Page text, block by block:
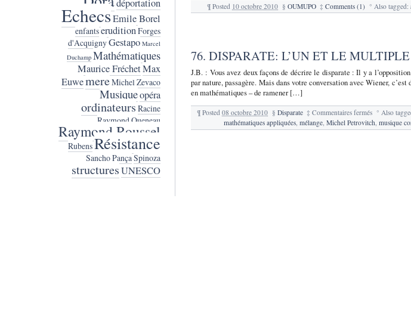
¶ Posted 10 octobre 2010 § OUMUPO ‡ Comments (1) ° Also tagged:
76. DISPARATE: L’UN ET LE MULTIPLE
J.B. : Vous avez deux façons de décrire le disparate : Il y a
par nature, passagère. Mais dans votre conversation avec Wiener,
en mathématiques – de ramener […]
¶ Posted08 octobre 2010 § Disparate ‡ Commentaires ferméssur
76.
Disparate:
° Also
mathématiques appliquées, mélange, Michel Petrovitch, musique
déportation
EchecsEmile Borel
enfantseruditionForges
d'AcquignyGestapo Marcel
Duchamp Mathématiques
Maurice FréchetMax
EuwemereMichel Zevaco
Musiqueopéra
ordinateurs Racine
Raymond Queneau
Raymond Roussel
RubensRésistance
Sancho PançaSpinoza
structuresUNESCO